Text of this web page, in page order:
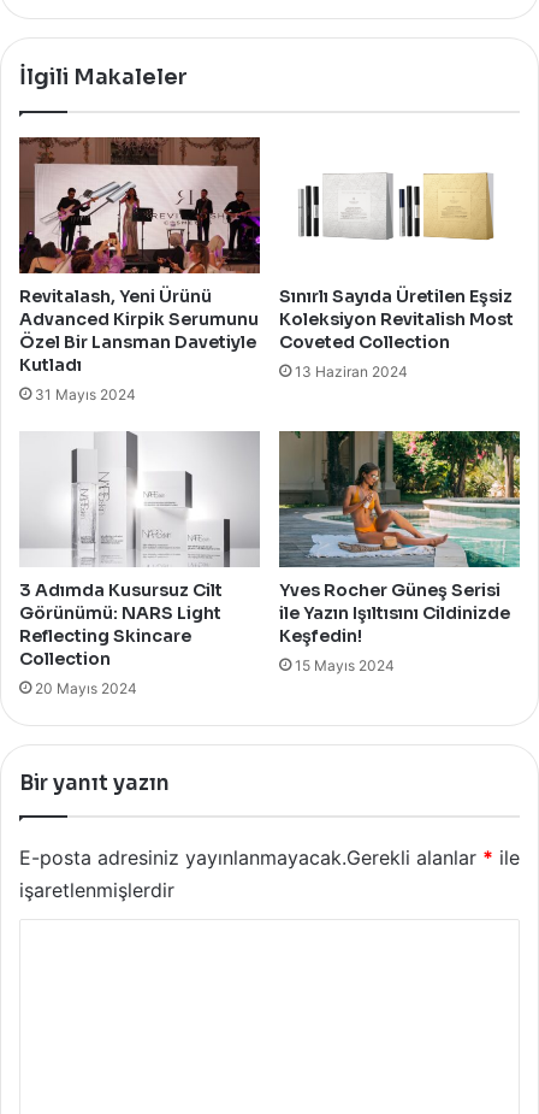
İlgili Makaleler
Revitalash, Yeni Ürünü
Advanced Kirpik Serumunu
Özel Bir Lansman Davetiyle
Kutladı
31 Mayıs 2024
Sınırlı Sayıda Üretilen Eşsiz
Koleksiyon Revitalish Most
Coveted Collection
13 Haziran 2024
3 Adımda Kusursuz Cilt
Görünümü: NARS Light
Reflecting Skincare
Collection
20 Mayıs 2024
Yves Rocher Güneş Serisi
ile Yazın Işıltısını Cildinizde
Keşfedin!
15 Mayıs 2024
Bir yanıt yazın
E-posta adresiniz yayınlanmayacak.Gerekli alanlar * ile
işaretlenmişlerdir